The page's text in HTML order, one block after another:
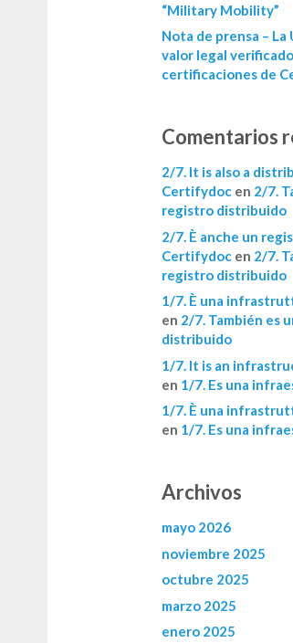
“Military Mobility”
Nota de prensa – La
valor legal
certificaciones de
Comentarios
2/7. It is also a
Certifydoc en 2/7.
registro distribuido
2/7. È anche un
Certifydoc en 2/7.
registro distribuido
1/7. È una
en 2/7. También es
distribuido
1/7. It is an
en 1/7. Es una
1/7. È una
en 1/7. Es una
Archivos
mayo 2026
noviembre 2025
octubre 2025
marzo 2025
enero 2025